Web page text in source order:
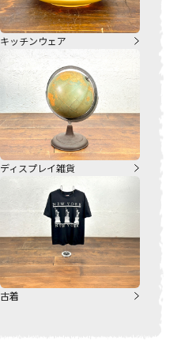
キッチンウェア
ディスプレイ雑貨
古着